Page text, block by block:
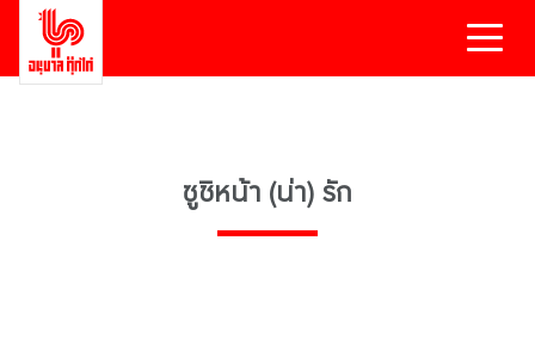
ซูชิหน้า (น่า) รัก